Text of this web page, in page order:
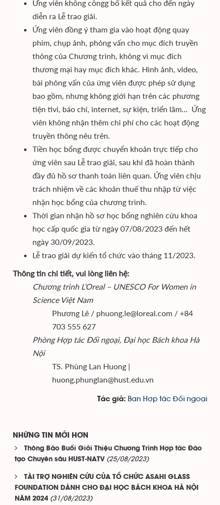
Ứng viên không côngg bố kết quả cho đến ngày
diễn ra Lễ trao giải.
Ứng viên đồng ý tham gia vào hoạt động quay
phim, chụp ảnh, phỏng vấn cho mục đích truyền
thông của Chương trình, không vì mục đích
thương mại hay mục đích khác. Hình ảnh, video,
bài phỏng vấn của ứng viên được phép sử dụng
bao gồm, nhưng không giới hạn trên các phương
tiện tivi, báo chí, internet, sự kiện, triển lãm... Ứng
viên không nhận thêm chi phí cho các hoạt động
truyền thông nêu trên.
Tiền học bổng được chuyển khoản trực tiếp cho
ứng viên sau Lễ trao giải, sau khi đã hoàn thành
đầy đủ hồ sơ thanh toán liên quan. Ứng viên chịu
trách nhiệm về các khoản thuế thu nhập từ việc
nhận học bổng của chương trình.
Thời gian nhận hồ sơ học bổng nghiên cứu khoa
học cấp quốc gia từ ngày 07/08/2023 đến hết
ngày 30/09/2023.
Lễ trao giải dự kiến tổ chức vào tháng 11/2023.
Thông tin chi tiết, vui lòng liên hệ:
Chương trình L’Oreal – UNESCO For Women in
Science Việt Nam
Phương Lê / phuong.le@loreal.com / +84
703 555 627
Phòng Hợp tác Đối ngoại, Đại học Bách khoa Hà
Nội
TS. Phùng Lan Huong |
huong.phunglan@hust.edu.vn
Tác giả: Ban Hợp tác Đối ngoại
NHỮNG TIN MỚI HƠN
Thông Báo Buổi Giới Thiệu Chương Trình Hợp tác Đào
tạo Chuyên sâu HUST-NATV (25/08/2023)
TÀI TRỢ NGHIÊN CỨU CỦA TỔ CHỨC ASAHI GLASS
FOUNDATION DÀNH CHO ĐẠI HỌC BÁCH KHOA HÀ NỘI
NĂM 2024 (31/08/2023)